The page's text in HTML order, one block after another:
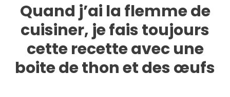
Quand j’ai la flemme de
cuisiner, je fais toujours
cette recette avec une
boite de thon et des œufs